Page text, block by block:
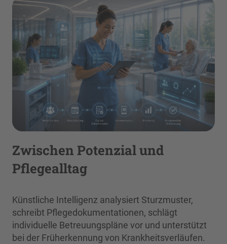
Zwischen Potenzial und
Pflegealltag
Künstliche Intelligenz analysiert Sturzmuster,
schreibt Pflegedokumentationen, schlägt
individuelle Betreuungspläne vor und unterstützt
bei der Früherkennung von Krankheitsverläufen.